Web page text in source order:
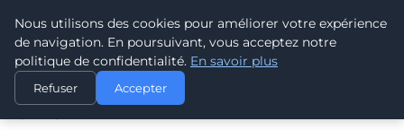
CLIMATE RESPONSE BLOG
ACCUEIL
CHANGEMENT CLIMATIQUE
CLIMAT : LES FRANÇAIS AFFICHENT UNE EMPREINTE
Nous utilisons des cookies pour améliorer votre expérience
de navigation. En poursuivant, vous acceptez notre
politique de confidentialité. En savoir plus
Refuser Accepter